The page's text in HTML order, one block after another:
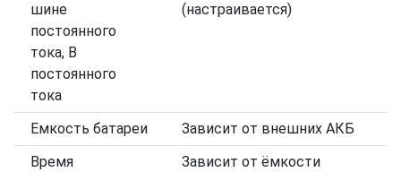
шине
постоянного
тока, В
постоянного
тока
(настраивается)
Емкость батареи
Зависит от внешних АКБ
Время
Зависит от ёмкости